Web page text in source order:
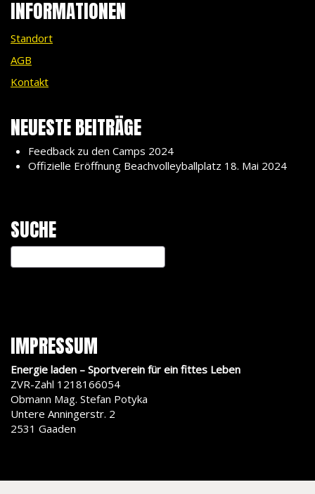
INFORMATIONEN
Standort
AGB
Kontakt
NEUESTE BEITRÄGE
Feedback zu den Camps 2024
Offizielle Eröffnung Beachvolleyballplatz 18. Mai 2024
SUCHE
IMPRESSUM
Energie laden – Sportverein für ein fittes Leben
ZVR-Zahl 1218166054
Obmann Mag. Stefan Potyka
Untere Anningerstr. 2
2531 Gaaden